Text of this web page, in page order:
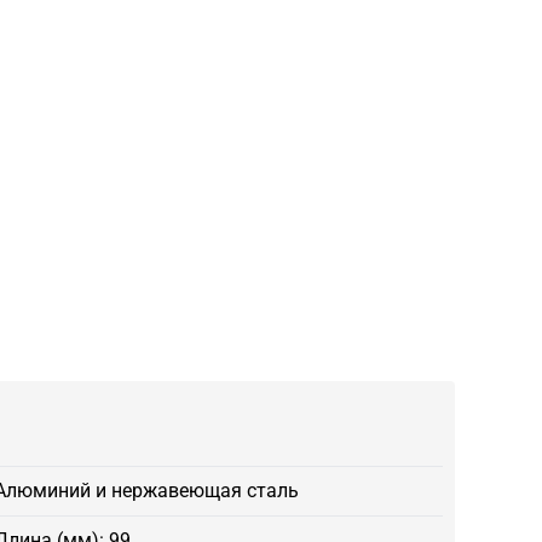
и нержавеющая сталь